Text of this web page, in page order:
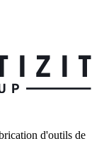
d'outils de